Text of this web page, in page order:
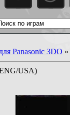
Panasonic 3DO »
USA)